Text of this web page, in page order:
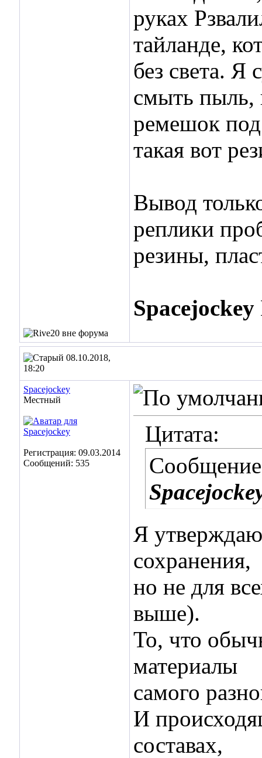
руках
тайланде,
без света.
смыть пыль,
ремешок под
такая вот
Вывод
реплики
резины,
Spacejockey
08.10.2018,
18:20
Spacejockey
Местный
Регистрация: 09.03.2014
Сообщений: 535
Цитата:
Я
сохранения,
но не для
выше).
То, что
материалы
самого
И
составах,